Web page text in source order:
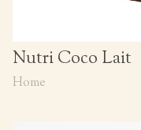
Nutri Coco Lait
Home